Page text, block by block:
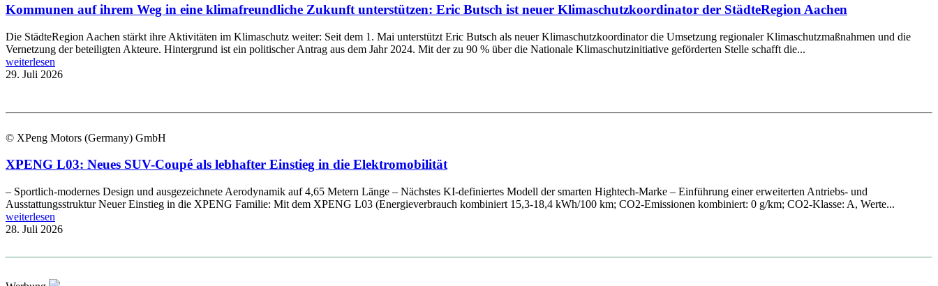
Kommunen auf ihrem Weg in eine klimafreundliche Zukunft unterstützen: Eric Butsch ist neuer Klimaschutzkoordinator der StädteRegion Aachen
Die StädteRegion Aachen stärkt ihre Aktivitäten im Klimaschutz weiter: Seit dem 1. Mai unterstützt Eric Butsch als neuer Klimaschutzkoordinator die Umsetzung regionaler Klimaschutzmaßnahmen und die
Vernetzung der beteiligten Akteure. Hintergrund ist ein politischer Antrag aus dem Jahr 2024. Mit der zu 90 % über die Nationale Klimaschutzinitiative geförderten Stelle schafft die...
weiterlesen
29. Juli 2026
© XPeng Motors (Germany) GmbH
XPENG L03: Neues SUV-Coupé als lebhafter Einstieg in die Elektromobilität
– Sportlich-modernes Design und ausgezeichnete Aerodynamik auf 4,65 Metern Länge – Nächstes KI-definiertes Modell der smarten Hightech-Marke – Einführung einer erweiterten Antriebs- und
Ausstattungsstruktur Neuer Einstieg in die XPENG Familie: Mit dem XPENG L03 (Energieverbrauch kombiniert 15,3-18,4 kWh/100 km; CO2-Emissionen kombiniert: 0 g/km; CO2-Klasse: A, Werte...
weiterlesen
28. Juli 2026